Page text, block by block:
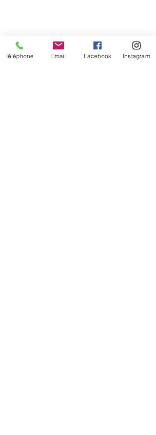
Téléphone Email Facebook Instagram